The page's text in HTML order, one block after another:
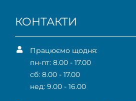
КОНТАКТИ
Працюємо щодня:
пн-пт: 8.00 - 17.00
сб: 8.00 - 17.00
нед: 9.00 - 16.00